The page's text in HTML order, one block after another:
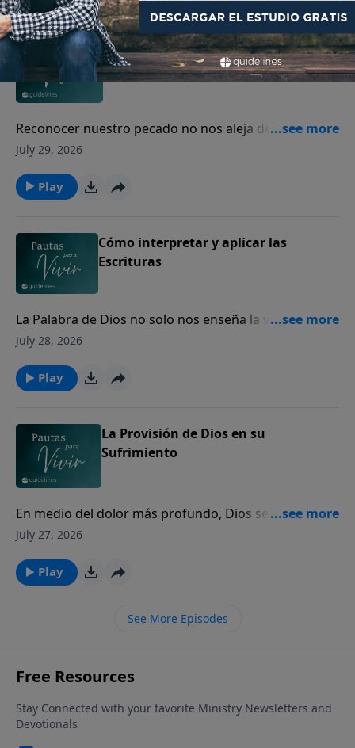
Reconociendo mi propia rebelión
Reconocer nuestro pecado no nos aleja de Dios; nos
abre el camino para experimentar Su misericordia y
July 29, 2026
Play
Cómo interpretar y aplicar las
Escrituras
La Palabra de Dios no solo nos enseña la verdad, sino
que transforma nuestro corazón y guía nuestra vida.
July 28, 2026
Play
La Provisión de Dios en su
Sufrimiento
En medio del dolor más profundo, Dios se acerca a
los corazones quebrantados para mostrarles Su
July 27, 2026
Play
See More Episodes